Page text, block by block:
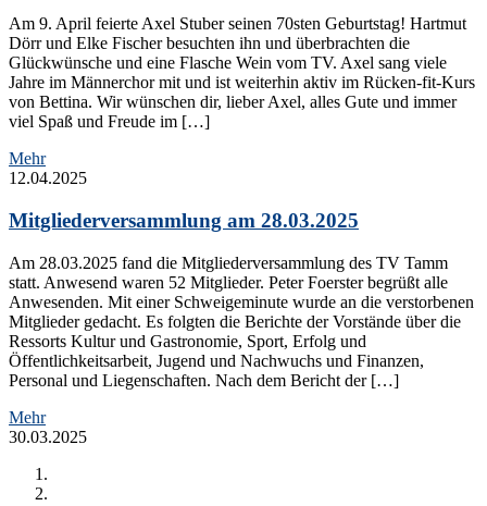
Am 9. April feierte Axel Stuber seinen 70sten Geburtstag! Hartmut
Dörr und Elke Fischer besuchten ihn und überbrachten die
Glückwünsche und eine Flasche Wein vom TV. Axel sang viele
Jahre im Männerchor mit und ist weiterhin aktiv im Rücken-fit-Kurs
von Bettina. Wir wünschen dir, lieber Axel, alles Gute und immer
viel Spaß und Freude im […]
Mehr
12.04.2025
Mitgliederversammlung am 28.03.2025
Am 28.03.2025 fand die Mitgliederversammlung des TV Tamm
statt. Anwesend waren 52 Mitglieder. Peter Foerster begrüßt alle
Anwesenden. Mit einer Schweigeminute wurde an die verstorbenen
Mitglieder gedacht. Es folgten die Berichte der Vorstände über die
Ressorts Kultur und Gastronomie, Sport, Erfolg und
Öffentlichkeitsarbeit, Jugend und Nachwuchs und Finanzen,
Personal und Liegenschaften. Nach dem Bericht der […]
Mehr
30.03.2025